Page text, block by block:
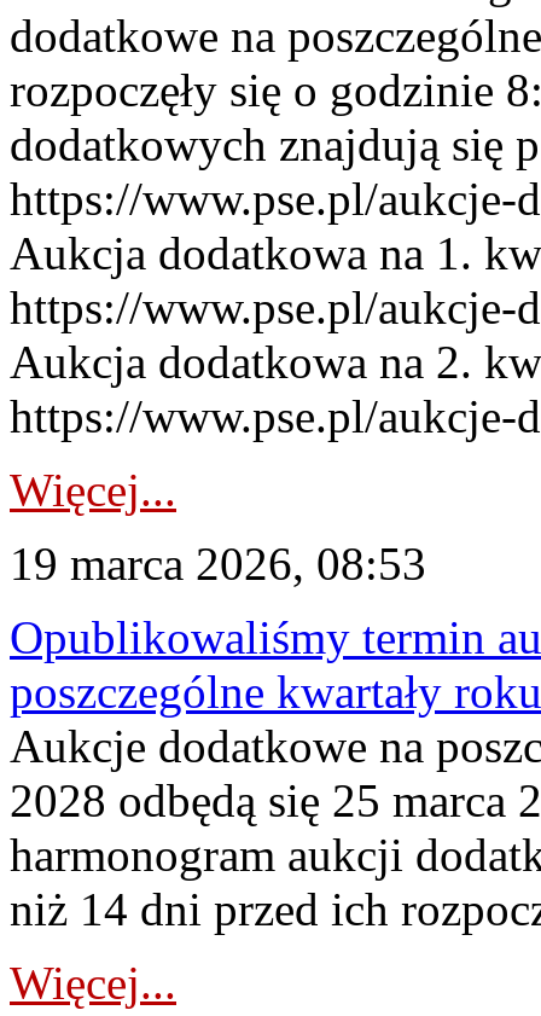
dodatkowe na
rozpoczęły się o godzinie
dodatkowych znajdują się
https://www.pse.pl/
Aukcja dodatkowa na 1.
https://www.pse.pl/
Aukcja dodatkowa na 2.
https://www.pse.pl/aukcje-
Więcej...
19 marca 2026, 08:53
Opublikowaliśmy termin
poszczególne kwartały
Aukcje dodatkowe na
2028 odbędą się 25 marca
harmonogram aukcji
niż 14 dni przed ich
Więcej...